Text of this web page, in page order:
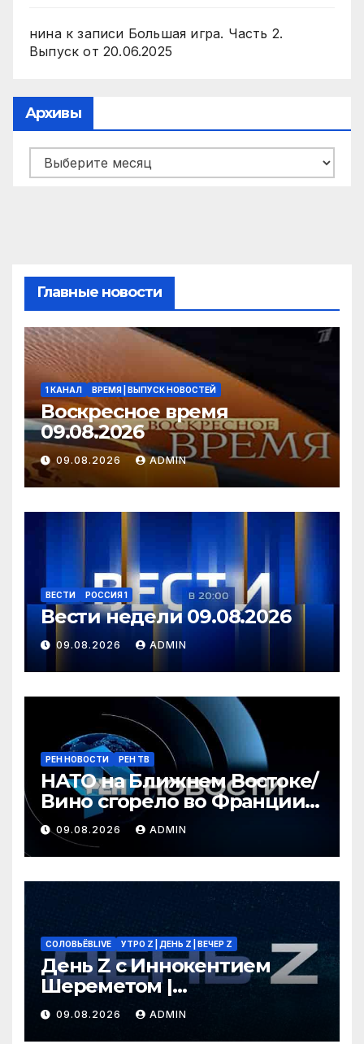
нинак записи Большая игра. Часть 2.
Выпуск от 20.06.2025
Архивы
Архивы
Главные новости
1 КАНАЛ ВРЕМЯ | ВЫПУСК НОВОСТЕЙ
Воскресное время
09.08.2026
09.08.2026 ADMIN
ВЕСТИ РОССИЯ 1
Вести недели 09.08.2026
09.08.2026 ADMIN
РЕН НОВОСТИ РЕН ТВ
НАТО на Ближнем Востоке/
Вино сгорело во Франции /
Ядовитые пауки в РФ/ РЕН
Новости 12:30, 09.08.2026
09.08.2026 ADMIN
СОЛОВЬЁВLIVE УТРО Z | ДЕНЬ Z | ВЕЧЕР Z
День Z с Иннокентием
Шереметом |
СОЛОВЬЁВLIVE | 9 августа
2026 года
09.08.2026 ADMIN